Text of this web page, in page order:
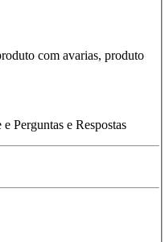
com avarias, produto
Perguntas e Respostas